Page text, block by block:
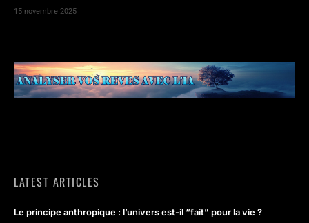
15 novembre 2025
LATEST ARTICLES
Le principe anthropique : l’univers est-il “fait” pour la vie ?